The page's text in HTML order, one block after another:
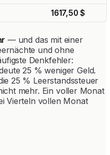
1617,50 $
— und das mit einer
und ohne
Denkfehler:
25 % weniger Geld.
25 % Leerstandssteuer
mehr. Ein voller Monat
Vierteln vollen Monat